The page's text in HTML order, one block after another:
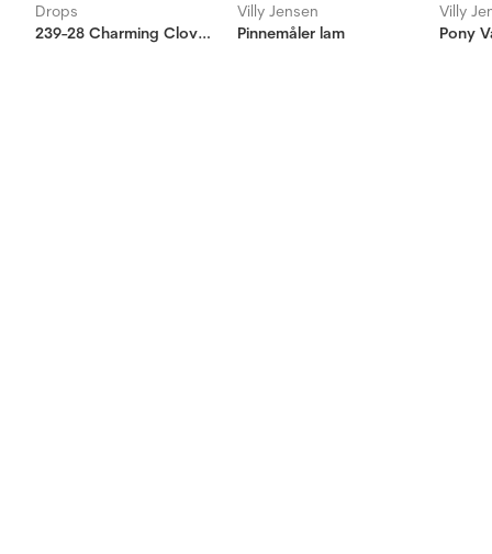
Drops
239-28 Charming Clover Top
Villy Jensen
Pinnemåler lam
Villy
Pony